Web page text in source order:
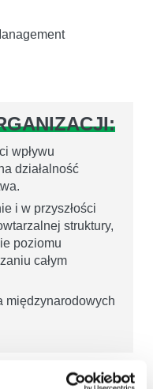
wpływu
działalność
i w przyszłości
struktury,
poziomu
całym
międzynarodowych